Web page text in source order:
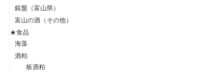
銀盤（富山県）
富山の酒（その他）
★食品
海藻
酒粕
板酒粕